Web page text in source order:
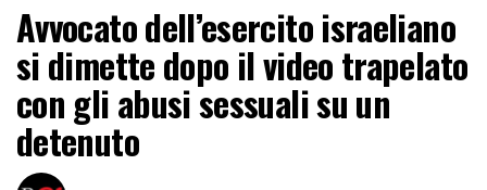
Avvocato dell’esercito israeliano
si dimette dopo il video trapelato
con gli abusi sessuali su un
detenuto